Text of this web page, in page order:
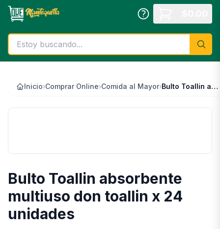
Saltar al contenido principal
Inicio›Comprar Online›Comida al Mayor› Bulto Toallin absorbente multiuso don toallin x 24 unidades
Bulto Toallin absorbente
multiuso don toallin x 24
unidades